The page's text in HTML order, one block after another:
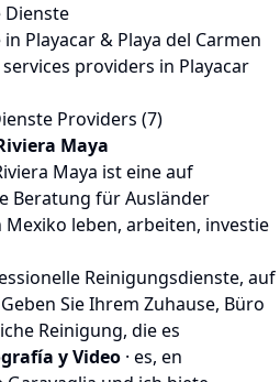
Dienste
Playacar & Playa del Carmen
providers in Playacar
Providers (7)
Maya
Maya ist eine auf
Beratung für Ausländer
leben, arbeiten, investie
Reinigungsdienste, auf
Sie Ihrem Zuhause, Büro
Reinigung, die es
y Video · es, en